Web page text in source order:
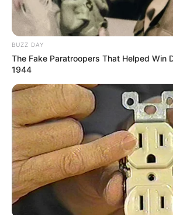
BUZZ DAY
The Fake Paratroopers That Helped Win
1944